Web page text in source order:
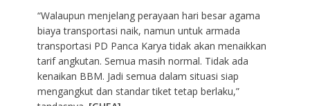
“Walaupun menjelang perayaan hari besar agama
biaya transportasi naik, namun untuk armada
transportasi PD Panca Karya tidak akan menaikkan
tarif angkutan. Semua masih normal. Tidak ada
kenaikan BBM. Jadi semua dalam situasi siap
mengangkut dan standar tiket tetap berlaku,”